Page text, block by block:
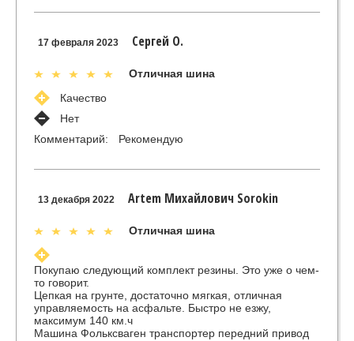
17 февраля 2023 Сергей О.
Отличная шина
Качество
Нет
Комментарий:
Рекомендую
13 декабря 2022 Artem Михайлович Sorokin
Отличная шина
Покупаю следующий комплект резины. Это уже о чем-
то говорит.
Цепкая на грунте, достаточно мягкая, отличная
управляемость на асфальте. Быстро не езжу,
максимум 140 км.ч
Машина Фольксваген транспортер передний привод